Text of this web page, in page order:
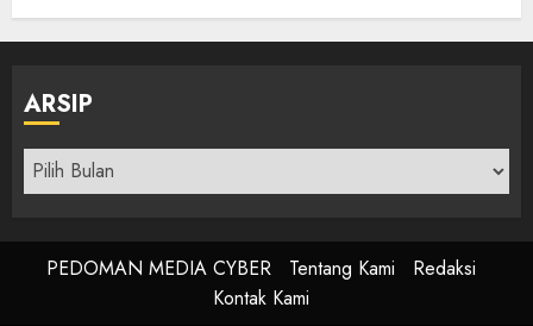
ARSIP
Arsip
PEDOMAN MEDIA CYBER Tentang Kami
Redaksi
Kontak Kami